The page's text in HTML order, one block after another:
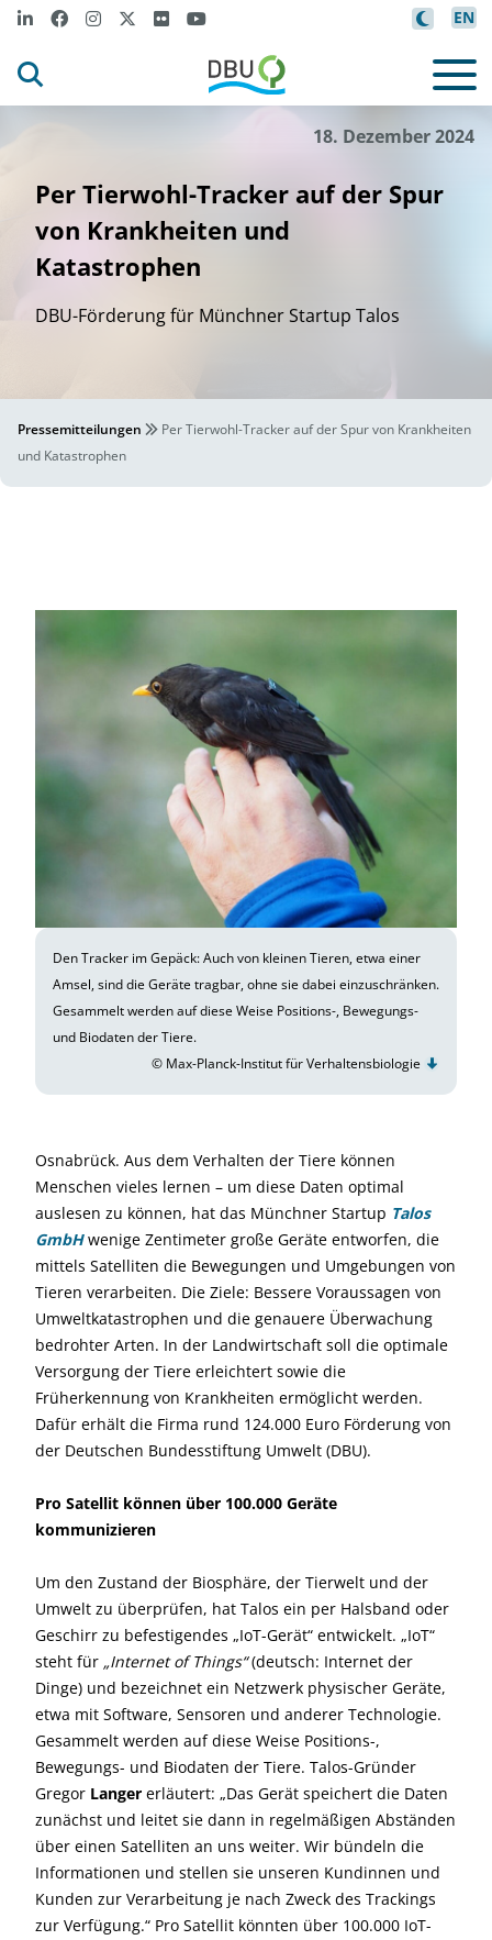
EN
©
M
ax
-Pl
anck-
n
st
ü
r Verhal
tensbi
ol
og
18. Dezember 2024
Per Tierwohl-Tracker auf der Spur
von Krankheiten und
Katastrophen
DBU-Förderung für Münchner Startup Talos
Pressemitteilungen
Per Tierwohl-Tracker auf der Spur von Krankheiten
und Katastrophen
Den Tracker im Gepäck: Auch von kleinen Tieren, etwa einer
Amsel, sind die Geräte tragbar, ohne sie dabei einzuschränken.
Gesammelt werden auf diese Weise Positions-, Bewegungs-
und Biodaten der Tiere.
© Max-Planck-Institut für Verhaltensbiologie
Osnabrück. Aus dem Verhalten der Tiere können
Menschen vieles lernen – um diese Daten optimal
auslesen zu können, hat das Münchner Startup Talos
GmbH wenige Zentimeter große Geräte entworfen, die
mittels Satelliten die Bewegungen und Umgebungen von
Tieren verarbeiten. Die Ziele: Bessere Voraussagen von
Umweltkatastrophen und die genauere Überwachung
bedrohter Arten. In der Landwirtschaft soll die optimale
Versorgung der Tiere erleichtert sowie die
Früherkennung von Krankheiten ermöglicht werden.
Dafür erhält die Firma rund 124.000 Euro Förderung von
der Deutschen Bundesstiftung Umwelt (DBU).
Pro Satellit können über 100.000 Geräte
kommunizieren
Um den Zustand der Biosphäre, der Tierwelt und der
Umwelt zu überprüfen, hat Talos ein per Halsband oder
Geschirr zu befestigendes „IoT-Gerät“ entwickelt. „IoT“
steht für „Internet of Things“(deutsch: Internet der
Dinge) und bezeichnet ein Netzwerk physischer Geräte,
etwa mit Software, Sensoren und anderer Technologie.
Gesammelt werden auf diese Weise Positions-,
Bewegungs- und Biodaten der Tiere. Talos-Gründer
Gregor Langer erläutert: „Das Gerät speichert die Daten
zunächst und leitet sie dann in regelmäßigen Abständen
über einen Satelliten an uns weiter. Wir bündeln die
Informationen und stellen sie unseren Kundinnen und
Kunden zur Verarbeitung je nach Zweck des Trackings
zur Verfügung.“ Pro Satellit könnten über 100.000 IoT-